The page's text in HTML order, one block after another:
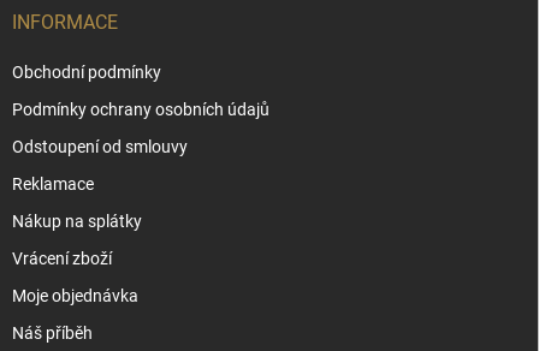
INFORMACE
Obchodní podmínky
Podmínky ochrany osobních údajů
Odstoupení od smlouvy
Reklamace
Nákup na splátky
Vrácení zboží
Moje objednávka
Náš příběh